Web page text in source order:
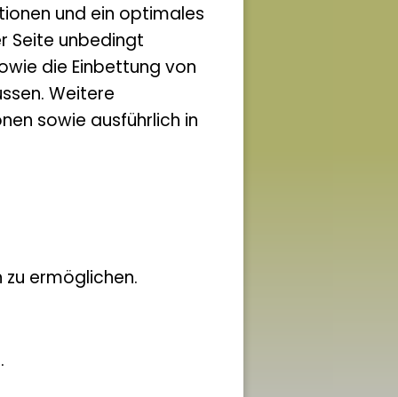
und ein optimales
Seite unbedingt
die Einbettung von
Weitere
sowie ausführlich in
ermöglichen.